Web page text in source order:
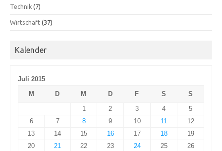
Technik (7)
Wirtschaft (37)
Kalender
Juli 2015
M
D M D F S
S
1
2 3 4
5
6
7 8 9 10 11
12
13
14 15 16 17 18
19
20
21 22 23 24 25
26